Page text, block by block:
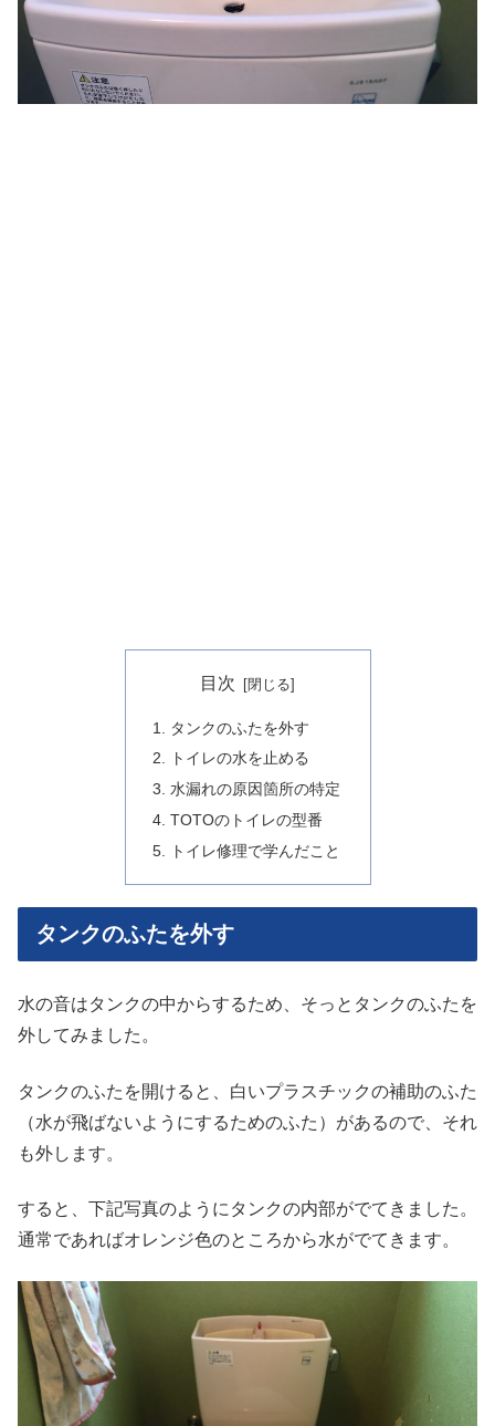
目次
タンクのふたを外す
トイレの水を止める
水漏れの原因箇所の特定
TOTOのトイレの型番
トイレ修理で学んだこと
タンクのふたを外す
水の音はタンクの中からするため、そっとタンクのふたを
外してみました。
タンクのふたを開けると、白いプラスチックの補助のふた
（水が飛ばないようにするためのふた）があるので、それ
も外します。
すると、下記写真のようにタンクの内部がでてきました。
通常であればオレンジ色のところから水がでてきます。